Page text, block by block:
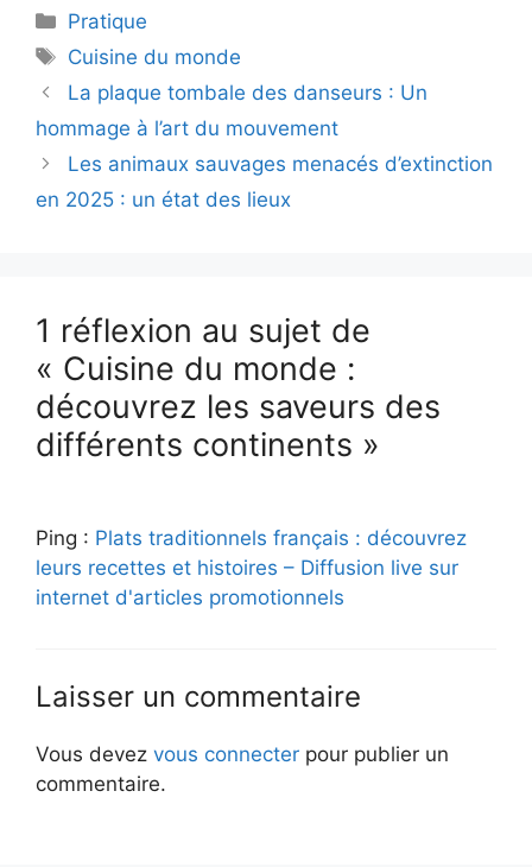
Catégories
Pratique
Étiquettes
Cuisine du monde
La plaque tombale des danseurs : Un
hommage à l’art du mouvement
Les animaux sauvages menacés d’extinction
en 2025 : un état des lieux
1 réflexion au sujet de
« Cuisine du monde :
découvrez les saveurs des
différents continents »
Ping : Plats traditionnels français : découvrez
leurs recettes et histoires – Diffusion live sur
internet d'articles promotionnels
Laisser un commentaire
Vous devez vous connecter pour publier un
commentaire.